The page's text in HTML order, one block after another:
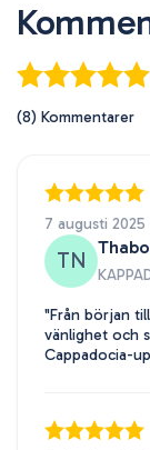
(8) Kommentarer
7 augusti 2025
TN
"Från början
vänlighet och
Cappadocia-